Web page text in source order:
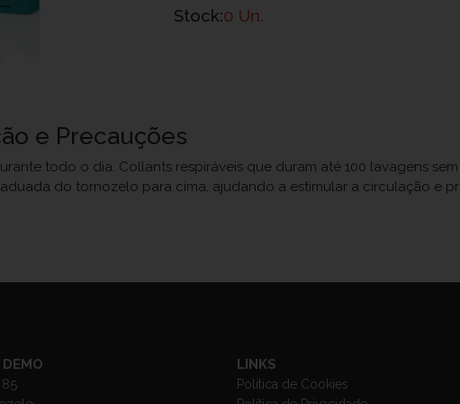
Stock:0 Un.
e Precauções
todo o dia. Collants respiráveis que duram até 100 lavagens
do tornozelo para cima, ajudando a estimular a circulação e
LINKS
Política de Cookies